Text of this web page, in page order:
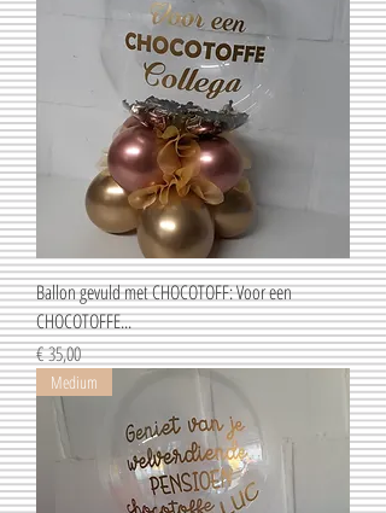
Ballon gevuld met CHOCOTOFF: Voor een
CHOCOTOFFE...
Prijs
€ 35,00
Medium